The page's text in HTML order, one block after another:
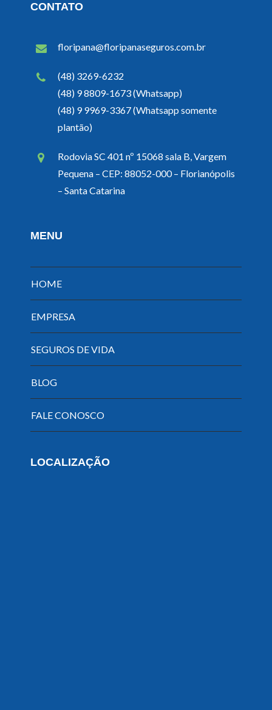
CONTATO
floripana@floripanaseguros.com.br
(48) 3269-6232
(48) 9 8809-1673 (Whatsapp)
(48) 9 9969-3367 (Whatsapp somente
plantão)
Rodovia SC 401 nº 15068 sala B, Vargem
Pequena – CEP: 88052-000 – Florianópolis
– Santa Catarina
MENU
HOME
EMPRESA
SEGUROS DE VIDA
BLOG
FALE CONOSCO
LOCALIZAÇÃO